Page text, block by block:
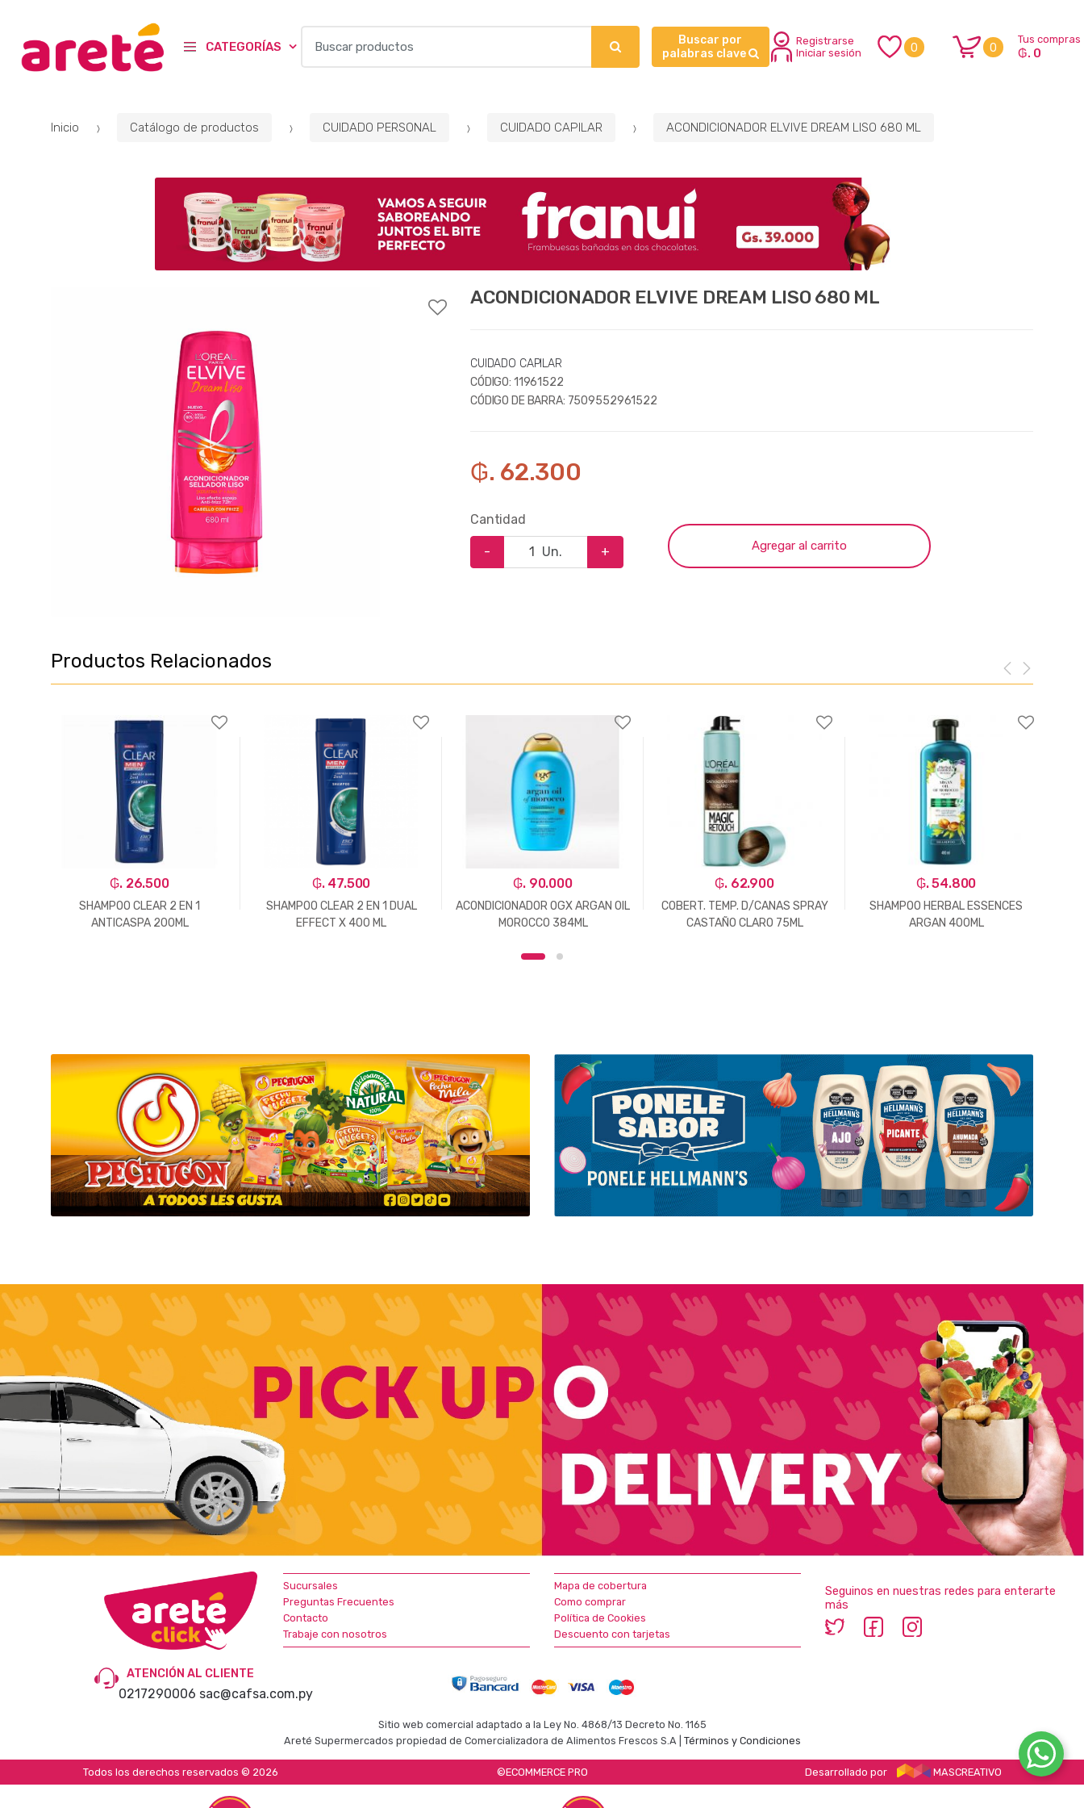
CATEGORÍAS
:
Buscar por
palabras clave
Registrarse
Iniciar sesión
0 0
Tus compras
₲. 0
Inicio Catálogo de productos CUIDADO PERSONAL CUIDADO CAPILAR ACONDICIONADOR ELVIVE DREAM LISO 680 ML
ACONDICIONADOR ELVIVE DREAM LISO 680 ML
CUIDADO CAPILAR
CÓDIGO: 11961522
CÓDIGO DE BARRA: 7509552961522
₲. 62.300
Cantidad
- Un. + Agregar al carrito
Productos Relacionados
₲. 26.500
SHAMPOO CLEAR 2 EN 1
ANTICASPA 200ML
₲. 47.500
SHAMPOO CLEAR 2 EN 1 DUAL
EFFECT X 400 ML
₲. 90.000
ACONDICIONADOR OGX ARGAN OIL
MOROCCO 384ML
₲. 62.900
COBERT. TEMP. D/CANAS SPRAY
CASTAÑO CLARO 75ML
₲. 54.800
SHAMPOO HERBAL ESSENCES
ARGAN 400ML
Sucursales
Preguntas Frecuentes
Contacto
Trabaje con nosotros
Mapa de cobertura
Como comprar
Política de Cookies
Descuento con tarjetas
Seguinos en nuestras redes para enterarte
más
ATENCIÓN AL CLIENTE
0217290006 sac@cafsa.com.py
Sitio web comercial adaptado a la Ley No. 4868/13 Decreto No. 1165
Areté Supermercados propiedad de Comercializadora de Alimentos Frescos S.A | Términos y Condiciones
Todos los derechos reservados © 2026 ©ECOMMERCE PRO Desarrollado por MASCREATIVO